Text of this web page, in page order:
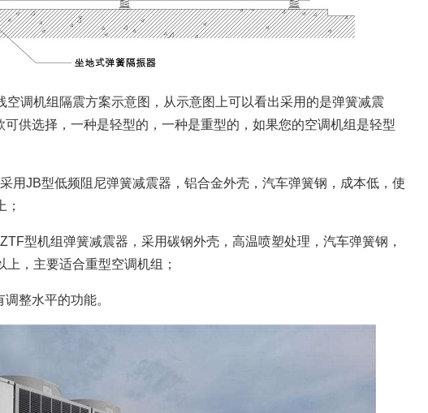
空调机组隔震方案示意图，从示意图上可以看出采用的是弹簧减震
可供选择，一种是轻型的，一种是重型的，如果您的空调机组是轻型
用JB型低频阻尼弹簧减震器，铝合金外壳，汽车弹簧钢，成本低，使
；
型机组弹簧减震器，采用碳钢外壳，高温喷塑处理，汽车弹簧钢，
上，主要适合重型空调机组；
整水平的功能。